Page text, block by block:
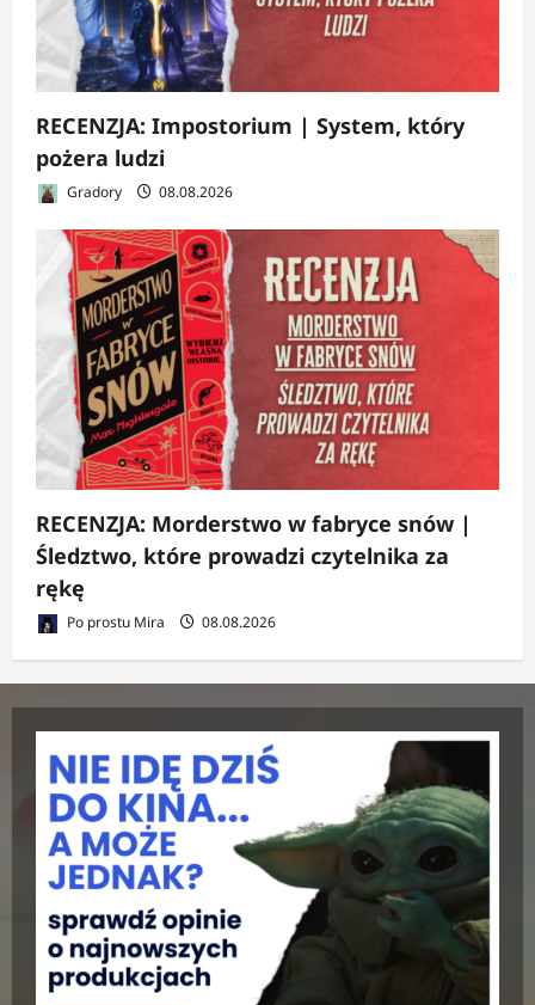
RECENZJA: Impostorium | System, który
pożera ludzi
Gradory 08.08.2026
RECENZJA: Morderstwo w fabryce snów |
Śledztwo, które prowadzi czytelnika za
rękę
Po prostu Mira 08.08.2026